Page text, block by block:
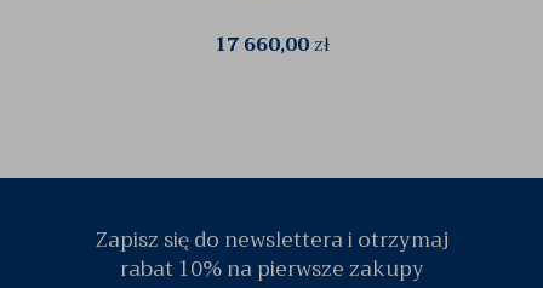
17 660,00zł
Zapisz się do newslettera i otrzymaj
rabat 10% na pierwsze zakupy